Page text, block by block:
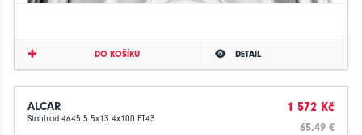
DO KOŠÍKU DETAIL
ALCAR
Stahlrad 4645 5.5x13 4x100 ET43
1 572 Kč
65.49 €